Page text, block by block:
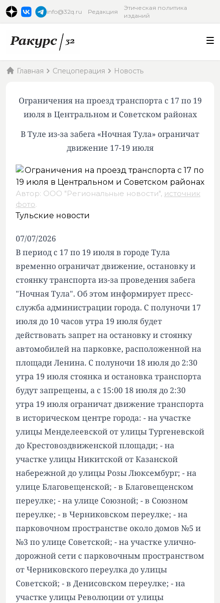
info@32q.ru Редакция
Этическая политика
изданий
Главная Спецоперация Новость
Ограничения на проезд транспорта с 17 по 19
июля в Центральном и Советском районах
В Туле из-за забега «Ночная Тула» ограничат
движение 17-19 июля
Автор: ООО "Региональные новости", источник
фото.
Тульские новости
07/07/2026
В период с 17 по 19 июля в городе Тула
временно ограничат движение, остановку и
стоянку транспорта из-за проведения забега
"Ночная Тула". Об этом информирует пресс-
служба администрации города. С полуночи 17
июля до 10 часов утра 19 июля будет
действовать запрет на остановку и стоянку
автомобилей на парковке, расположенной на
площади Ленина. С полуночи 18 июля до 2:30
утра 19 июля стоянка и остановка транспорта
будут запрещены, а с 15:00 18 июля до 2:30
утра 19 июля ограничат движение транспорта
в историческом центре города: - на участке
улицы Менделеевской от улицы Тургеневской
до Крестовоздвиженской площади; - на
участке улицы Никитской от Казанской
набережной до улицы Розы Люксембург; - на
улице Благовещенской; - в Благовещенском
переулке; - на улице Союзной; - в Союзном
переулке; - в Черниковском переулке; - на
парковочном пространстве около домов №5 и
№3 по улице Советской; - на участке улично-
дорожной сети с парковочным пространством
от Черниковского переулка до улицы
Советской; - в Денисовском переулке; - на
участке улицы Революции от улицы